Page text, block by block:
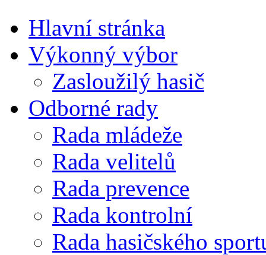
Hlavní stránka
Výkonný výbor
Zasloužilý hasič
Odborné rady
Rada mládeže
Rada velitelů
Rada prevence
Rada kontrolní
Rada hasičského